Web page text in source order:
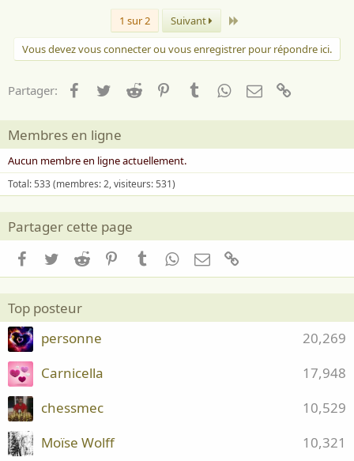
1 sur 2 Suivant
Vous devez vous connecter ou vous enregistrer pour répondre ici.
Partager: Facebook
TwitterReddit PinterestTumblrWhatsApp
Email
Membres en ligne
Aucun membre en ligne actuellement.
Total: 533 (membres: 2, visiteurs: 531)
Partager cette page
Facebook
TwitterReddit PinterestTumblrWhatsApp
Email
Top posteur
20,269
personne
17,948
Carnicella
10,529
chessmec
10,321
Moïse Wolff